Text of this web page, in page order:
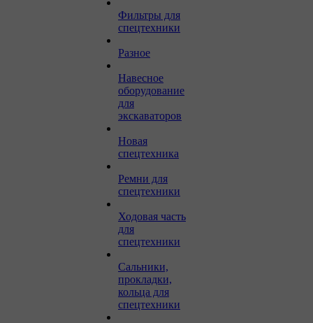
Фильтры для
спецтехники
Разное
Навесное
оборудование
для
экскаваторов
Новая
спецтехника
Ремни для
спецтехники
Ходовая часть
для
спецтехники
Сальники,
прокладки,
кольца для
спецтехники